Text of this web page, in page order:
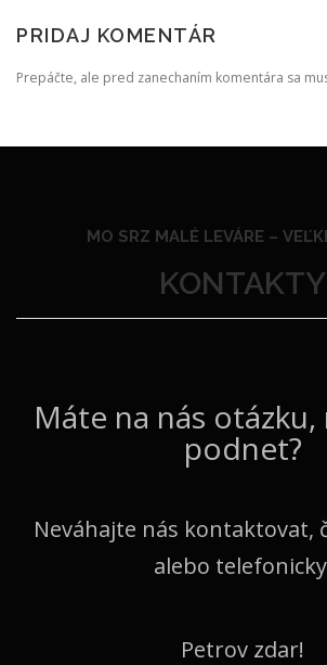
PRIDAJ KOMENTÁR
Prepáčte, ale pred zanechaním komentára sa
MO SRZ MALÉ LEVÁRE –
KONTAKTY
Máte na nás otázku,
podnet?
Neváhajte nás kontaktovat,
alebo
Petrov zdar!